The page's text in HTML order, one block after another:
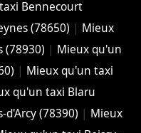
Bennecourt
(78650) | Mieux
(78930) | Mieux qu'un
| Mieux qu'un taxi
qu'un taxi Blaru
(78390) | Mieux